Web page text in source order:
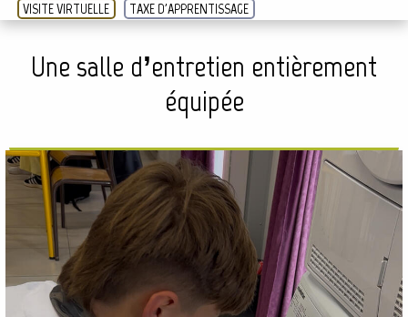
VISITE VIRTUELLE
TAXE D'APPRENTISSAGE
Une salle d’entretien entièrement
équipée